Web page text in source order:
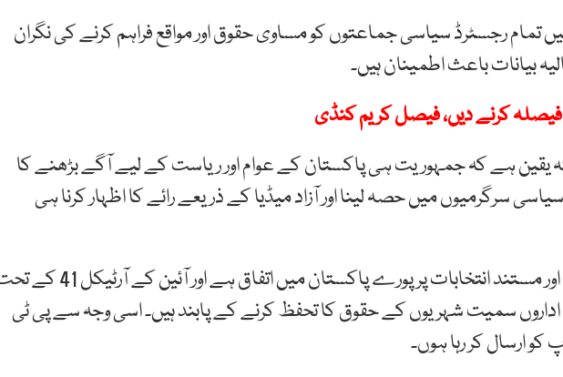
تمام رجسٹرڈ سیاسی جماعتوں کو مساوی حقوق اور مواقع فراہم کرنے کی نگران
بیانات باعث اطمینان ہیں۔
کرنے دیں، فیصل کریم کنڈی
یقین ہے کہ جمہوریت ہی پاکستان کے عوام اور ریاست کے لیے آگے بڑھنے کا
سرگرمیوں میں حصہ لینا اور آزاد میڈیا کے ذریعے رائے کا اظہار کرنا ہی
انہوں نے کہا کہ آزادانہ، منصفانہ اور مستند انتخابات پر پورے پاکستان میں اتفاق ہے اور آئین
اداروں سمیت شہریوں کے حقوق کا تحفظ کرنے کے پابند ہیں۔ اسی وجہ سے پی ٹی
ارسال کر رہا ہوں۔